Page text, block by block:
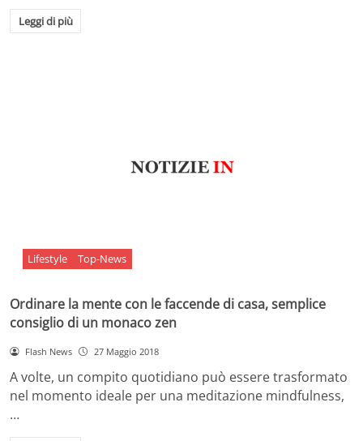
Leggi di più
Lifestyle Top-News
Ordinare la mente con le faccende di casa, semplice
consiglio di un monaco zen
Flash News 27 Maggio 2018
A volte, un compito quotidiano può essere trasformato
nel momento ideale per una meditazione mindfulness,
…